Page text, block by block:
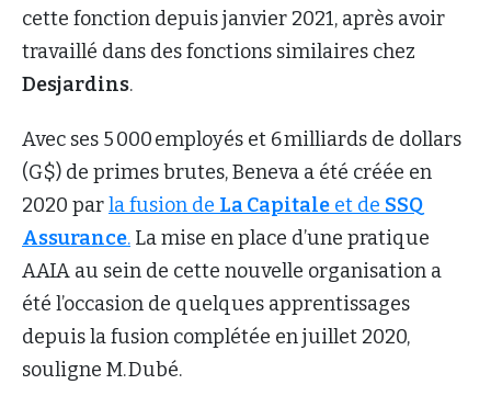
cette fonction depuis janvier 2021, après avoir
travaillé dans des fonctions similaires chez
Desjardins.
Avec ses 5 000 employés et 6 milliards de dollars
(G$) de primes brutes, Beneva a été créée en
2020 parla fusion de La Capitale et de SSQ
Assurance. La mise en place d’une pratique
AAIA au sein de cette nouvelle organisation a
été l’occasion de quelques apprentissages
depuis la fusion complétée en juillet 2020,
souligne M. Dubé.